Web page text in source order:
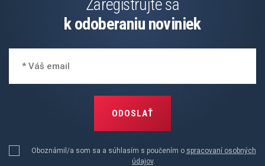
Zaregistrujte sa
k odoberaniu noviniek
ODOSLAŤ
Oboznámil/a som sa a súhlasím s poučením o spracovaní osobných
údajov.